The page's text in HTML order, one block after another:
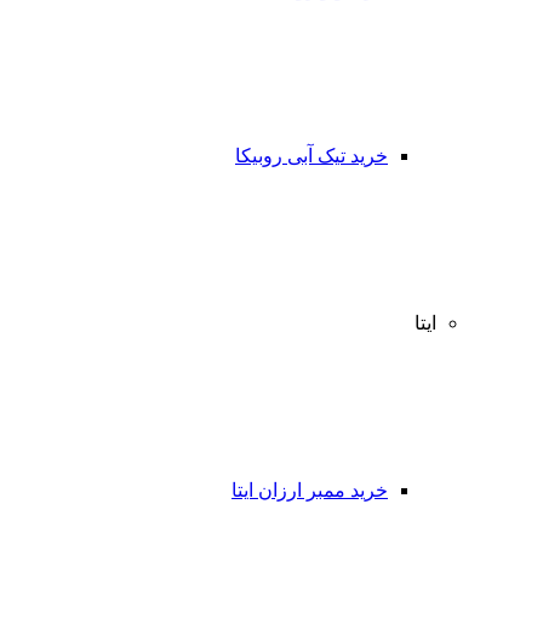
خرید تیک آبی روبیکا
ایتا
خرید ممبر ارزان ایتا